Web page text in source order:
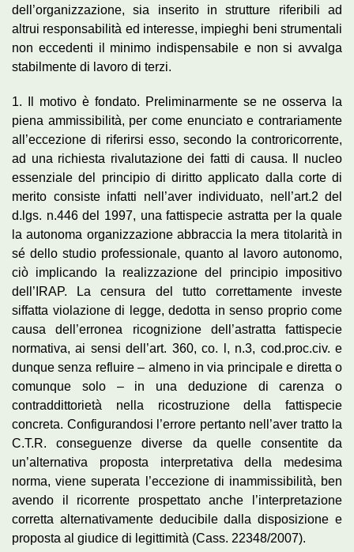
dell’organizzazione, sia inserito in strutture riferibili ad
altrui responsabilità ed interesse, impieghi beni strumentali
non eccedenti il minimo indispensabile e non si avvalga
stabilmente di lavoro di terzi.
1. Il motivo è fondato. Preliminarmente se ne osserva la
piena ammissibilità, per come enunciato e contrariamente
all’eccezione di riferirsi esso, secondo la controricorrente,
ad una richiesta rivalutazione dei fatti di causa. Il nucleo
essenziale del principio di diritto applicato dalla corte di
merito consiste infatti nell’aver individuato, nell’art.2 del
d.lgs. n.446 del 1997, una fattispecie astratta per la quale
la autonoma organizzazione abbraccia la mera titolarità in
sé dello studio professionale, quanto al lavoro autonomo,
ciò implicando la realizzazione del principio impositivo
dell’IRAP. La censura del tutto correttamente investe
siffatta violazione di legge, dedotta in senso proprio come
causa dell’erronea ricognizione dell’astratta fattispecie
normativa, ai sensi dell’art. 360, co. l, n.3, cod.proc.civ. e
dunque senza refluire – almeno in via principale e diretta o
comunque solo – in una deduzione di carenza o
contraddittorietà nella ricostruzione della fattispecie
concreta. Configurandosi l’errore pertanto nell’aver tratto la
C.T.R. conseguenze diverse da quelle consentite da
un’alternativa proposta interpretativa della medesima
norma, viene superata l’eccezione di inammissibilità, ben
avendo il ricorrente prospettato anche l’interpretazione
corretta alternativamente deducibile dalla disposizione e
proposta al giudice di legittimità (Cass. 22348/2007).